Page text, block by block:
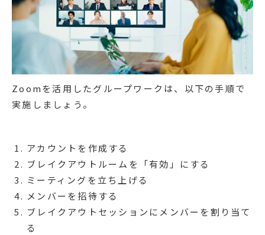
Zoomを活用したグループワークは、以下の手順で
実施しましょう。
アカウントを作成する
ブレイクアウトルームを「有効」にする
ミーティングを立ち上げる
メンバーを招待する
ブレイクアウトセッションにメンバーを割り当て
る